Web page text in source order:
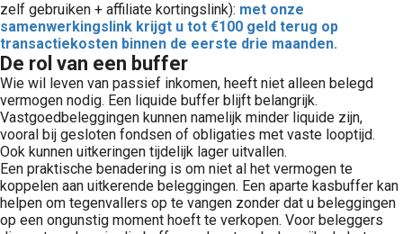
zelf gebruiken + affiliate kortingslink): met onze
samenwerkingslink krijgt u tot €100 geld terug op
transactiekosten binnen de eerste drie maanden.
De rol van een buffer
Wie wil leven van passief inkomen, heeft niet alleen belegd
vermogen nodig. Een liquide buffer blijft belangrijk.
Vastgoedbeleggingen kunnen namelijk minder liquide zijn,
vooral bij gesloten fondsen of obligaties met vaste looptijd.
Ook kunnen uitkeringen tijdelijk lager uitvallen.
Een praktische benadering is om niet al het vermogen te
koppelen aan uitkerende beleggingen. Een aparte kasbuffer kan
helpen om tegenvallers op te vangen zonder dat u beleggingen
op een ongunstig moment hoeft te verkopen. Voor beleggers